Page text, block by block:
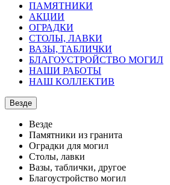
ПАМЯТНИКИ
АКЦИИ
ОГРАДКИ
СТОЛЫ, ЛАВКИ
ВАЗЫ, ТАБЛИЧКИ
БЛАГОУСТРОЙСТВО МОГИЛ
НАШИ РАБОТЫ
НАШ КОЛЛЕКТИВ
Везде
Везде
Памятники из гранита
Оградки для могил
Столы, лавки
Вазы, таблички, другое
Благоустройство могил